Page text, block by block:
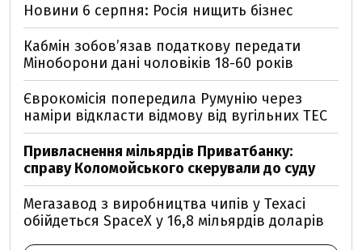
Новини 6 серпня: Росія нищить бізнес
Кабмін зобовʼязав податкову передати
Міноборони дані чоловіків 18-60 років
Єврокомісія попередила Румунію через
наміри відкласти відмову від вугільних ТЕС
Привласнення мільярдів Приватбанку:
справу Коломойського скерували до суду
Мегазавод з виробництва чипів у Техасі
обійдеться SpaceX у 16,8 мільярдів доларів